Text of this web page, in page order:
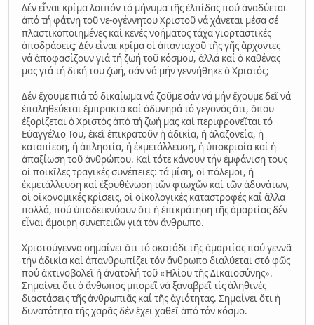
Δέν εἶναι κρίμα λοιπόν τό μήνυμα τῆς ἐλπίδας πού ἀναδύεται
ἀπό τή φάτνη τοῦ νε-ογέννητου Χριστοῦ νά χάνεται μέσα σέ
πλαστικοποιημένες καί κενές νοήματος τάχα γιορταστικές
ἀποδράσεις; Δέν εἶναι κρίμα οἱ ἀπανταχοῦ τῆς γῆς ἄρχοντες
νά ἀποφασίζουν γιά τή ζωή τοῦ κόσμου, ἀλλά καί ὁ καθένας
μας γιά τή δική του ζωή, σάν νά μήν γεννήθηκε ὁ Χριστός;
Δέν ἔχουμε πιά τό δικαίωμα νά ζοῦμε σάν νά μήν ἔχουμε δεῖ νά
ἐπαληθεύεται ἔμπρακτα καί ὀδυνηρά τό γεγονός ὅτι, ὅπου
ἐξορίζεται ὁ Χριστός ἀπό τή ζωή μας καί περιφρονεῖται τό
Εὐαγγέλιο Του, ἐκεῖ ἐπικρατοῦν ἡ ἀδικία, ἡ ἀλαζονεία, ἡ
καταπίεση, ἡ ἀπληστία, ἡ ἐκμετάλλευση, ἡ ὑποκρισία καί ἡ
ἀπαξίωση τοῦ ἀνθρώπου. Καί τότε κάνουν τήν ἐμφάνιση τους
οἱ ποικῖλες τραγικές συνέπειες: τά μίση, οἱ πόλεμοι, ἡ
ἐκμετάλλευση καί ἐξουθένωση τῶν φτωχῶν καί τῶν ἀδυνάτων,
οἱ οἰκονομικές κρίσεις, οἱ οἰκολογικές καταστροφές καί ἄλλα
πολλά, πού ὑποδεικνύουν ὅτι ἡ ἐπικράτηση τῆς ἁμαρτίας δέν
εἶναι ἄμοιρη συνεπειῶν γιά τόν ἄνθρωπο.
Χριστούγεννα σημαίνει ὅτι τό σκοτάδι τῆς ἁμαρτίας πού γεννᾶ
τήν ἀδικία καί ἀπανθρωπίζει τόν ἄνθρωπο διαλύεται στό φῶς
πού ἀκτινοβολεῖ ἡ ἀνατολή τοῦ «Ἡλίου τῆς Δικαιοσύνης».
Σημαίνει ὅτι ὁ ἄνθωπος μπορεῖ νά ξαναβρεῖ τίς ἀληθινές
διαστάσεις τῆς ἀνθρωπιᾶς καί τῆς ἁγιότητας. Σημαίνει ὅτι ἡ
δυνατότητα τῆς χαρᾶς δέν ἔχει χαθεῖ ἀπό τόν κόσμο.